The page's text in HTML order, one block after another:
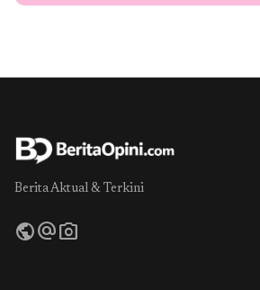
Berita Aktual & Terkini
publicalternate_emailphoto_camera